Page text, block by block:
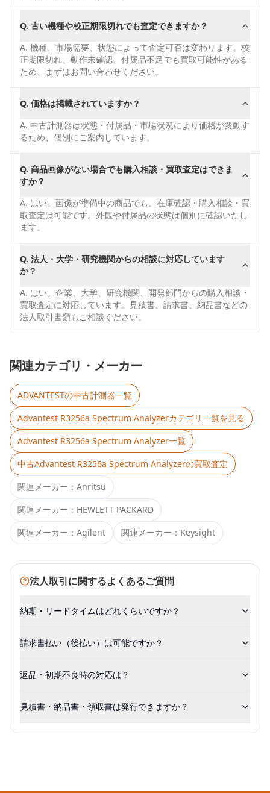
Q. 古い機種や校正期限切れでも査定できますか？
A. 機種、市場需要、状態によって査定可否は変わります。校
正期限切れ、動作未確認、付属品不足でも買取可能性がある
ため、まずはお問い合わせください。
Q. 価格は掲載されていますか？
A. 中古計測器は状態・付属品・市場状況により価格が変動す
るため、個別にご案内しています。
Q. 商品画像がない場合でも購入相談・買取査定はできま
すか？
A. はい。画像が準備中の商品でも、在庫確認・購入相談・買
取査定は可能です。外観や付属品の状態は個別に確認いたし
ます。
Q. 法人・大学・研究機関からの相談に対応しています
か？
A. はい。企業、大学、研究機関、開発部門からの購入相談・
買取査定に対応しています。見積書、請求書、納品書などの
法人取引書類もご相談ください。
関連カテゴリ・メーカー
ADVANTESTの中古計測器一覧
Advantest R3256a Spectrum Analyzerカテゴリ一覧を見る
Advantest R3256a Spectrum Analyzer一覧
中古Advantest R3256a Spectrum Analyzerの買取査定
関連メーカー： Anritsu
関連メーカー： HEWLETT PACKARD
関連メーカー： Agilent 関連メーカー： Keysight
法人取引に関するよくあるご質問
納期・リードタイムはどれくらいですか？
請求書払い（後払い）は可能ですか？
返品・初期不良時の対応は？
見積書・納品書・領収書は発行できますか？